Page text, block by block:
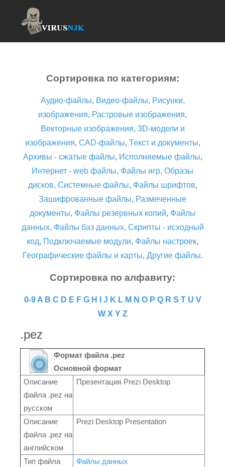
Сортировка по категориям:
Аудио-файлы, Видео-файлы, Рисунки,
изображения, Растровые изображения,
Векторные изображения, 3D-модели и
изображения, CAD-файлы, Текст и документы,
Архивы - сжатые файлы, Исполняемые файлы,
Интернет - web файлы, Файлы игр, Образы
дисков, Системные файлы, Файлы шрифтов,
Зашифрованные файлы, Размеченные
документы, Файлы резервных копий, Файлы
данных, Файлы баз данных, Скрипты - исходный
код, Подключаемые модули, Файлы настроек,
Географические файлы и карты, Другие файлы.
Сортировка по алфавиту:
0-9 A B C D E F G H J K L M N O P Q R S T U V
W X Y Z
.pez
Формат файла .pez
Основной формат
Описание
файла .pez на
русском
Презентация Prezi Desktop
Описание
файла .pez на
английском
Prezi Desktop Presentation
Тип файла
Файлы данных